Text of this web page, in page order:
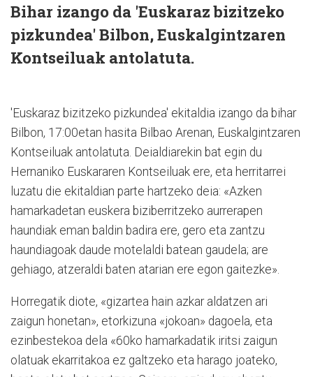
Bihar izango da 'Euskaraz bizitzeko
pizkundea' Bilbon, Euskalgintzaren
Kontseiluak antolatuta.
'Euskaraz bizitzeko pizkundea' ekitaldia izango da bihar
Bilbon, 17:00etan hasita Bilbao Arenan, Euskalgintzaren
Kontseiluak an­tolatuta. Deialdiarekin bat egin du
Hernaniko Euskararen Kontseiluak ere, eta herritarrei
luzatu die ekitaldian parte hartzeko deia: «Azken
hamarkadetan euskera biziberritzeko aurrerapen
haundiak eman baldin badira ere, gero eta zantzu
haundiagoak daude motelaldi batean gaudela; are
gehiago, atzeraldi baten atarian ere egon gaitezke».
Horregatik diote, «gizartea hain azkar aldatzen ari
zaigun honetan», etorkizuna «jokoan» da­goela, eta
ezinbestekoa dela «60ko hamarkadatik iritsi zaigun
olatuak ekarritakoa ez galtzeko eta harago joateko,